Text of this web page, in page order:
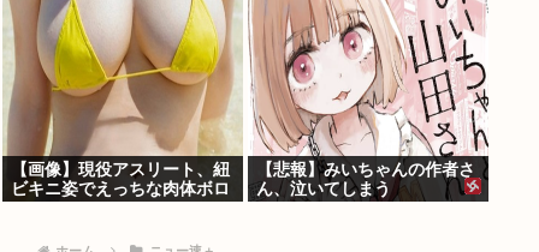
【画像】現役アスリート、紐
ビキニ姿でえっちな肉体ボロ
【悲報】みいちゃんの作者さ
ん、泣いてしまう